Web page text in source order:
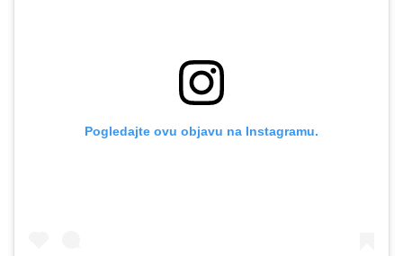
Pogledajte ovu objavu na Instagramu.